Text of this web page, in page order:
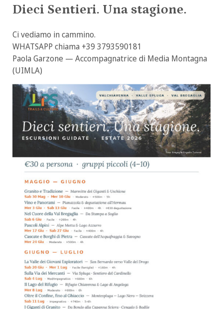
Dieci Sentieri. Una stagione.
Ci vediamo in cammino.
WHATSAPP chiama +39 3793590181
Paola Garzone — Accompagnatrice di Media Montagna
(UIMLA)